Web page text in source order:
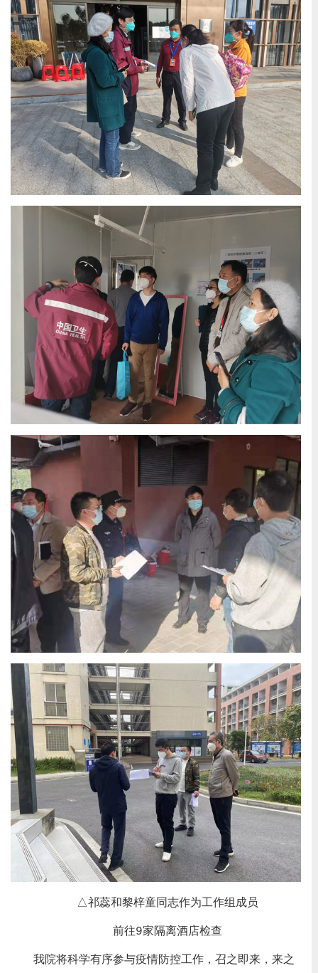
△祁蕊和黎梓童同志作为工作组成员
前往9家隔离酒店检查
我院将科学有序参与疫情防控工作，召之即来，来之